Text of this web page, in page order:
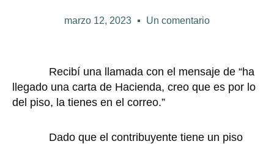
marzo 12, 2023 Un comentario
Recibí una llamada con el mensaje de “ha
llegado una carta de Hacienda, creo que es por lo
del piso, la tienes en el correo.”
Dado que el contribuyente tiene un piso